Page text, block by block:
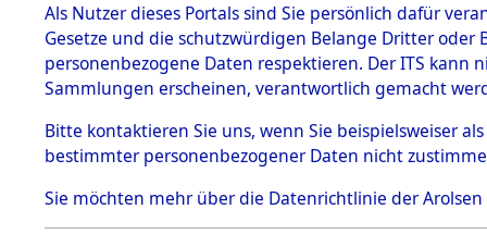
Effekten
1.2.9.1
Effekten aus
dem KZ
Dachau
1.2.9.2
Effekten aus
dem KZ
Bayerisches
Als Nutzer dieses Portals sind Sie persönlich dafür
Gesetze und die schutzwürdigen Belange Dritter
personenbezogene Daten respektieren. Der ITS
Sammlungen erscheinen, verantwortlich gemacht
Bitte kontaktieren Sie uns, wenn Sie beispielsweiser
bestimmter personenbezogener Daten nicht
Sie möchten mehr über die Datenrichtlinie der Arolsen